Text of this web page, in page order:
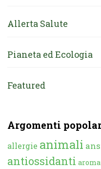
Allerta Salute
Pianeta ed Ecologia
Featured
Argomenti
allergie animali
antiossidanti